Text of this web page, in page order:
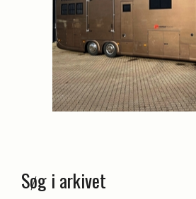
Søg i arkivet